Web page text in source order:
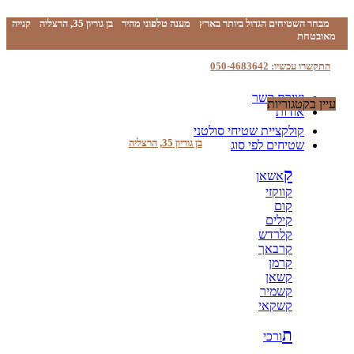
מבחר השטיחים הגדול ביותר בארץ מענה טלפוני מהיר בן גוריון 35, הרצליה
קנייה
מאובטחת
התקשרו עכשיו: 050-4683642
יצירת קשר
אודות
בן גוריון 35, הרצליה
עיין בקטגוריות
קולקציית שטיחי סולטני
שטיחים לפי סוג
קאשאן
קווקזי
קום
קילים
קלרדש
קרבאך
קרמן
קשאן
קשמיר
קשקאי
תורכי